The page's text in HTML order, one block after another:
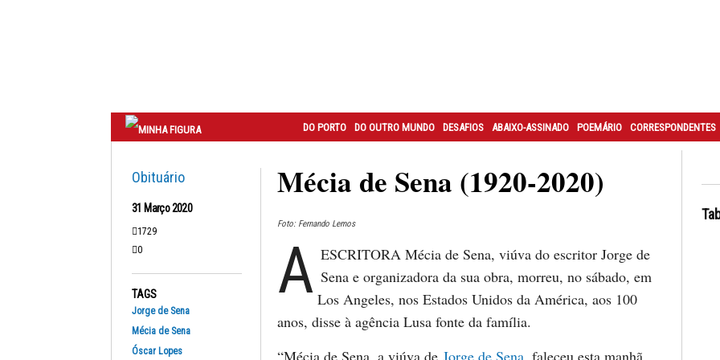
DO PORTO DO OUTRO MUNDO DESAFIOS ABAIXO-ASSINADO POEMÁRIO CORRESPONDENTES
Obituário
31 Março 2020
1729
0
TAGS
Jorge de Sena
Mécia de Sena
Óscar Lopes
Mécia de Sena (1920-2020)
Foto: Fernando Lemos
A ESCRITORA Mécia de Sena, viúva do escritor Jorge de
Sena e organizadora da sua obra, morreu, no sábado, em
Los Angeles, nos Estados Unidos da América, aos 100
anos, disse à agência Lusa fonte da família.
“Mécia de Sena, a viúva de Jorge de Sena, faleceu esta manhã,